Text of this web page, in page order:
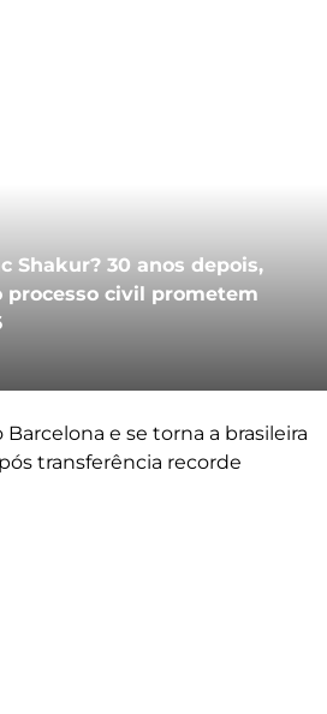
Shakur? 30 anos depois,
processo civil prometem